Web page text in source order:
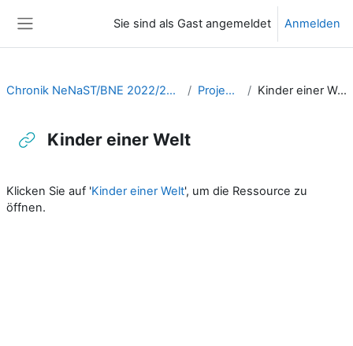
Sie sind als Gast angemeldet Anmelden
Chronik NeNaST/BNE 2022/2023 Projekte Kinder einer Welt
Kinder einer Welt
Klicken Sie auf 'Kinder einer Welt', um die Ressource zu
öffnen.